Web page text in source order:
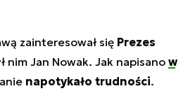
zainteresował się Prezes
nim Jan Nowak. Jak napisano w
napotykało trudności.